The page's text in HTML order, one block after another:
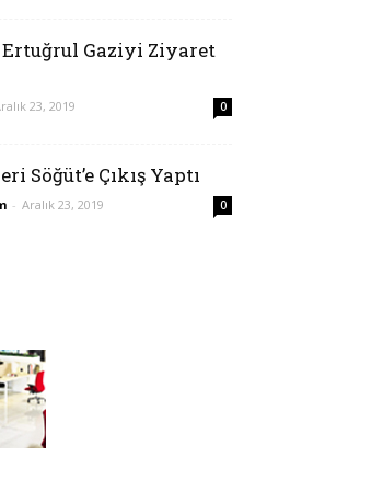
Gaziyi Ziyaret
23, 2019 0
Söğüt’e Çıkış Yaptı
- Aralık 23, 2019 0